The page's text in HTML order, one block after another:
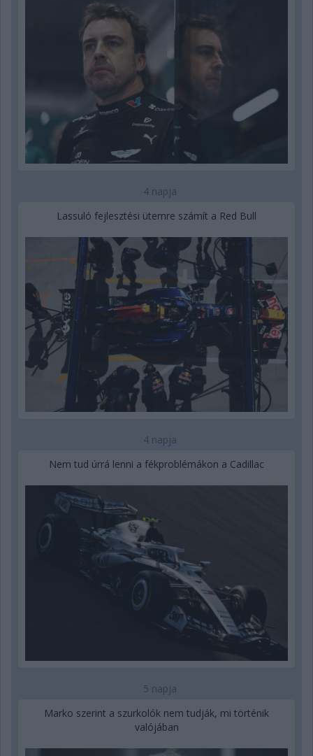
4 napja
Lassuló fejlesztési ütemre számít a Red Bull
4 napja
Nem tud úrrá lenni a fékproblémákon a Cadillac
5 napja
Marko szerint a szurkolók nem tudják, mi történik
valójában